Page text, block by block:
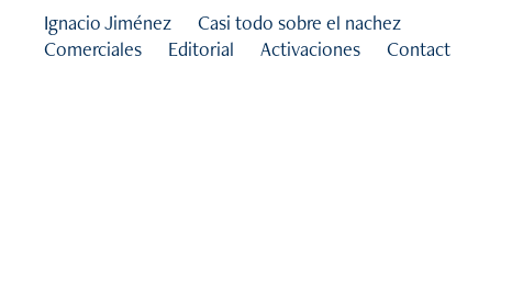
Ignacio Jiménez
Casi todo sobre el nachez
Comerciales
Editorial Activaciones Contact